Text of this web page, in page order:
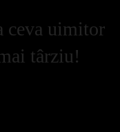
ceva uimitor
târziu!